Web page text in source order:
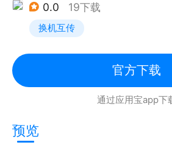
0.0 19下载
换机互传
官方下载
通过应用宝app下
预览